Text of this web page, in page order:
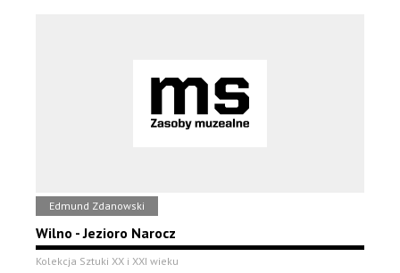
Edmund Zdanowski
Wilno - Jezioro Narocz
Kolekcja Sztuki XX i XXI wieku